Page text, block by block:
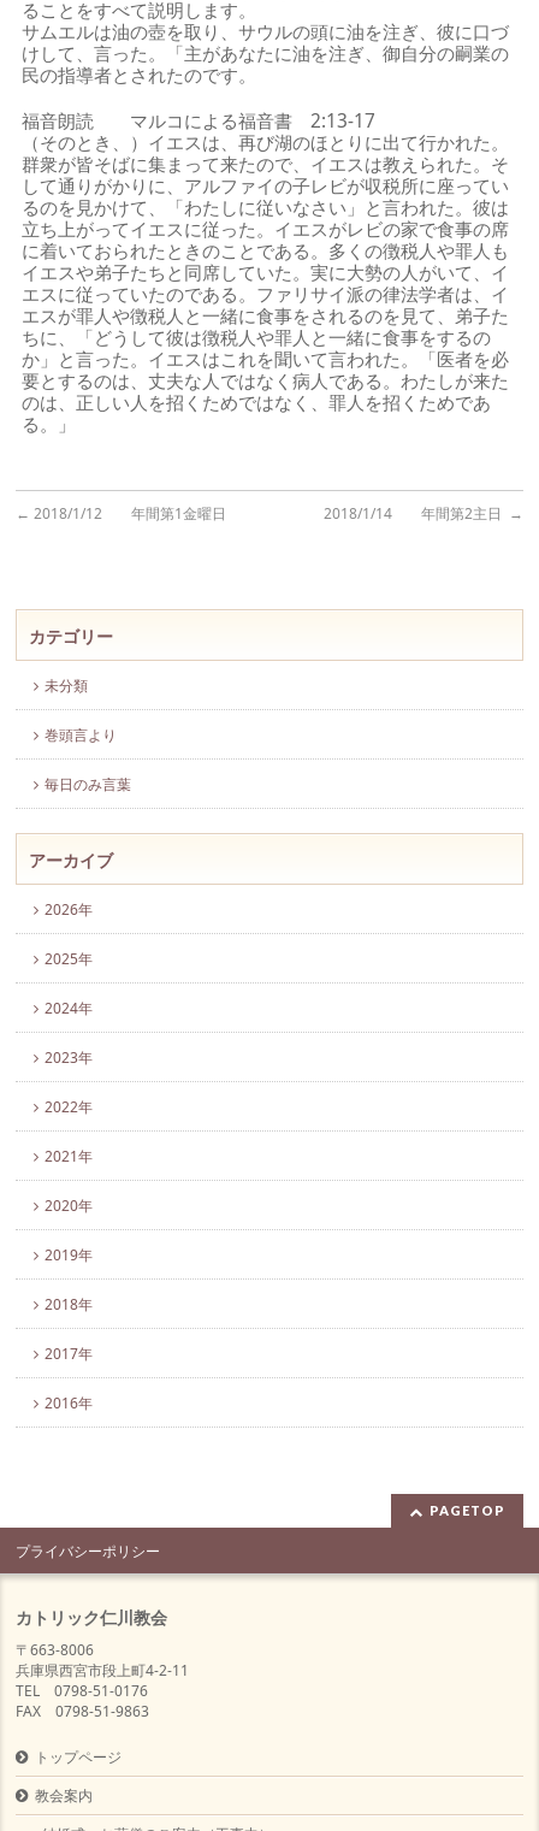
ることをすべて説明します。
サムエルは油の壺を取り、サウルの頭に油を注ぎ、彼に口づ
けして、言った。「主があなたに油を注ぎ、御自分の嗣業の
民の指導者とされたのです。
福音朗読 マルコによる福音書 2:13-17
（そのとき、）イエスは、再び湖のほとりに出て行かれた。
群衆が皆そばに集まって来たので、イエスは教えられた。そ
して通りがかりに、アルファイの子レビが収税所に座ってい
るのを見かけて、「わたしに従いなさい」と言われた。彼は
立ち上がってイエスに従った。イエスがレビの家で食事の席
に着いておられたときのことである。多くの徴税人や罪人も
イエスや弟子たちと同席していた。実に大勢の人がいて、イ
エスに従っていたのである。ファリサイ派の律法学者は、イ
エスが罪人や徴税人と一緒に食事をされるのを見て、弟子た
ちに、「どうして彼は徴税人や罪人と一緒に食事をするの
か」と言った。イエスはこれを聞いて言われた。「医者を必
要とするのは、丈夫な人ではなく病人である。わたしが来た
のは、正しい人を招くためではなく、罪人を招くためであ
る。」
← 2018/1/12 年間第1金曜日 2018/1/14 年間第2主日 →
カテゴリー
未分類
巻頭言より
毎日のみ言葉
アーカイブ
2026年
2025年
2024年
2023年
2022年
2021年
2020年
2019年
2018年
2017年
2016年
PAGETOP
プライバシーポリシー
カトリック仁川教会
〒663-8006
兵庫県西宮市段上町4-2-11
TEL 0798-51-0176
FAX 0798-51-9863
トップページ
教会案内